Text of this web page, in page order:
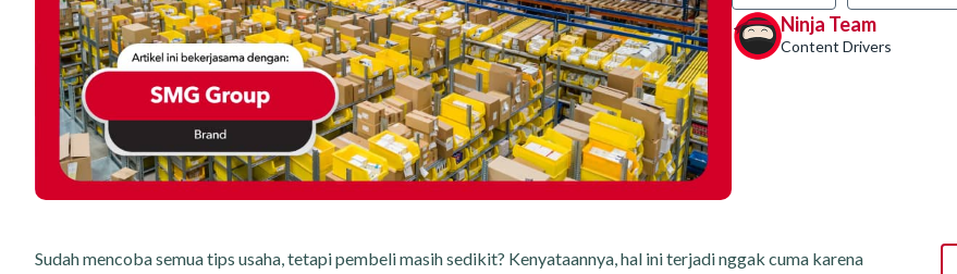
Ninja Team
Content Drivers
Sudah mencoba semua tips usaha, tetapi pembeli masih sedikit? Kenyataannya, hal ini terjadi nggak cuma karena